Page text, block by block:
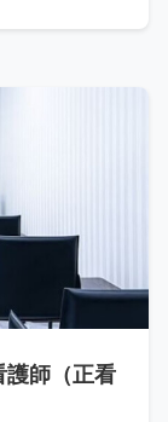
護師（正看